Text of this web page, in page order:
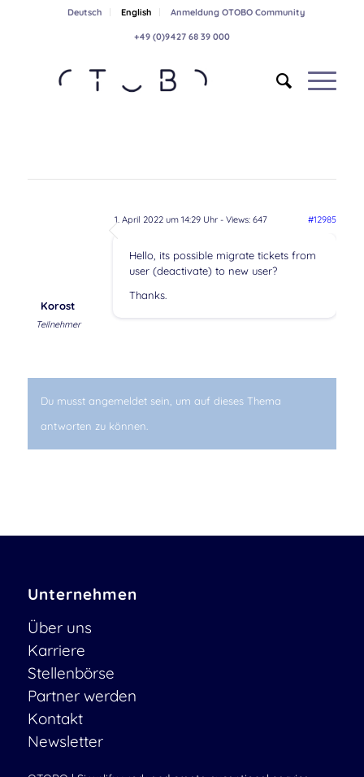
Deutsch English Anmeldung OTOBO Community
+49 (0)9427 68 39 000
1. April 2022 um 14:29 Uhr- Views: 647 #12985
Korost
Teilnehmer
Hello, its possible migrate tickets from
user (deactivate) to new user?
Thanks.
Du musst angemeldet sein, um auf dieses Thema
antworten zu können.
Unternehmen
Über uns
Karriere
Stellenbörse
Partner werden
Kontakt
Newsletter